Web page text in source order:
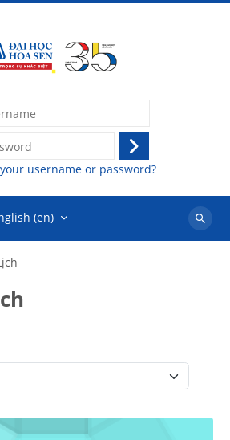
Log
in
username or password?
‎(en)‎
Search